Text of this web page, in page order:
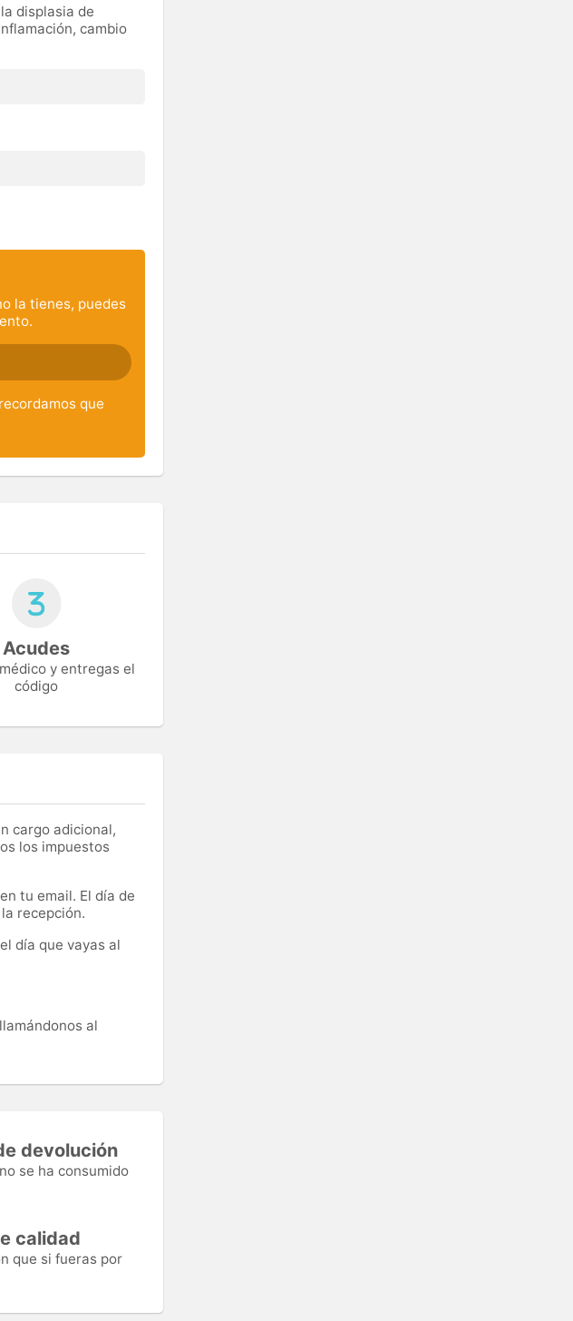
displasia de
cambio
la tienes, puedes
que
Acudes
y entregas el
código
cargo adicional,
los impuestos
tu email. El día de
recepción.
día que vayas al
al
devolución
se ha consumido
calidad
que si fueras por